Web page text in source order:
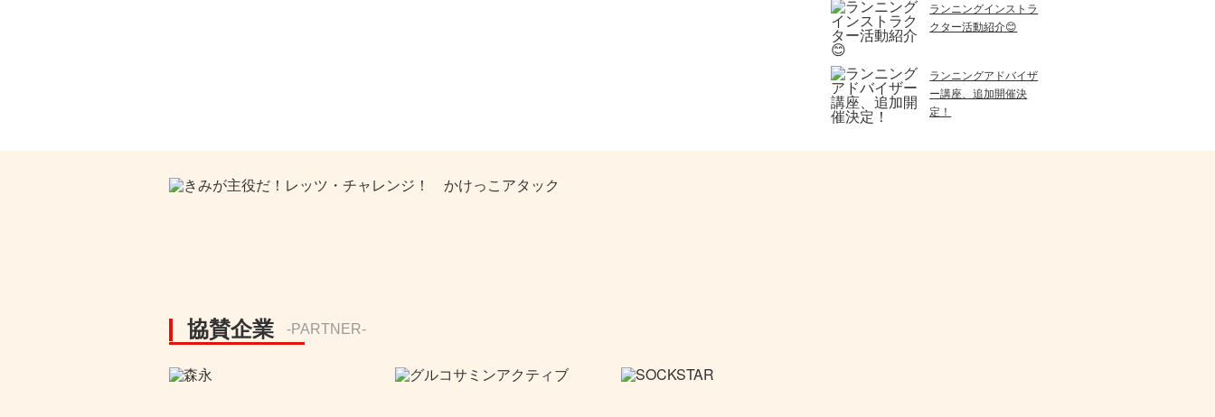
ランニングインストラ
クター活動紹介😊
ランニングアドバイザ
ー講座、追加開催決
定！
協賛企業 -PARTNER-